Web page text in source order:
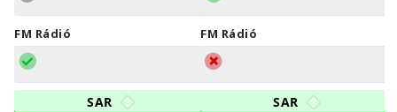
FM Rádió
SAR
FM Rádió
SAR